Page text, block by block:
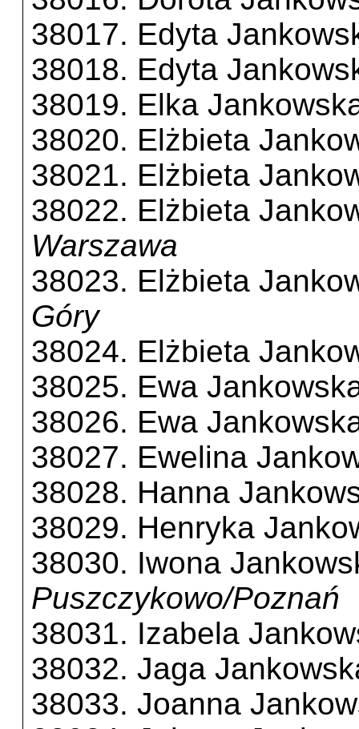
38017. Edyta
38018. Edyta
38019. Elka
38020. Elżbieta
38021. Elżbieta
38022. Elżbieta
Warszawa
38023. Elżbieta
Góry
38024. Elżbieta
38025. Ewa
38026. Ewa
38027. Ewelina
38028. Hanna
38029. Henryka
38030. Iwona
Puszczykowo/Poznań
38031. Izabela
38032. Jaga
38033. Joanna